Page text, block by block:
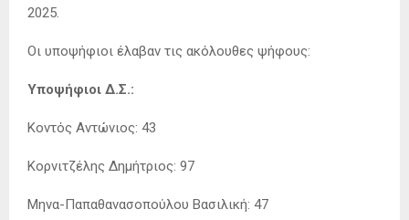
2025.
Οι υποψήφιοι έλαβαν τις ακόλουθες ψήφους:
Υποψήφιοι Δ.Σ.:
Κοντός Αντώνιος: 43
Κορνιτζέλης Δημήτριος: 97
Μηνα-Παπαθανασοπούλου Βασιλική: 47